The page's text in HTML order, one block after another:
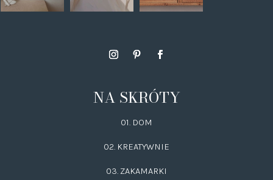
NA SKRÓTY
01. DOM
02. KREATYWNIE
03. ZAKAMARKI